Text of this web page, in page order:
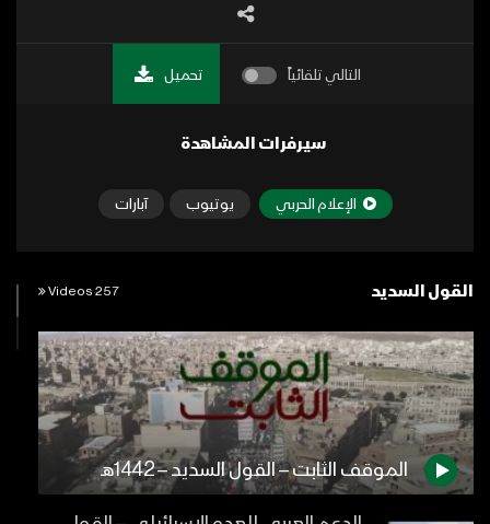
التالي تلقائياً تحميل
سيرفرات المشاهدة
الإعلام الحربي يوتيوب آبارات
القول السديد 257 Videos
الموقف الثابت – القول السديد – 1442هـ